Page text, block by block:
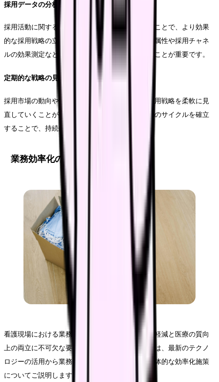
採用データの分析活用
採用活動に関する様々なデータを収集・分析することで、より効果
的な採用戦略の立案が可能となります。応募者の属性や採用チャネ
ルの効果測定など、データに基づく改善を進めることが重要です。
定期的な戦略の見直し
採用市場の動向や自施設の状況変化に応じて、採用戦略を柔軟に見
直していくことが必要です。定期的な評価と改善のサイクルを確立
することで、持続的な人材確保につながります。
業務効率化の具体的施策
看護現場における業務効率化は、スタッフの負担軽減と医療の質向
上の両立に不可欠な要素となっています。本章では、最新のテクノ
ロジーの活用から業務プロセスの見直しまで、具体的な効率化施策
についてご説明します。